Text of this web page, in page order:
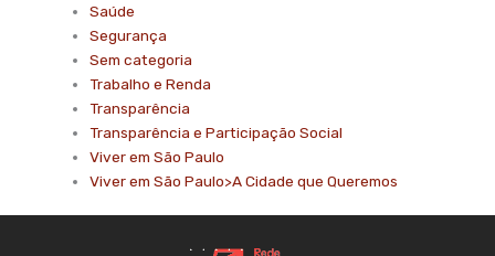
Saúde
Segurança
Sem categoria
Trabalho e Renda
Transparência
Transparência e Participação Social
Viver em São Paulo
Viver em São Paulo>A Cidade que Queremos